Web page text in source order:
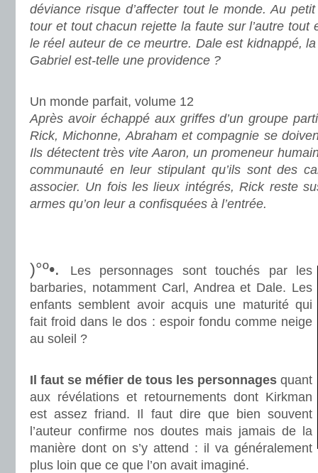
déviance risque d’affecter tout le monde. Au
tour et tout chacun rejette la faute sur l’autre tout
le réel auteur de ce meurtre. Dale est kidnappé,
Gabriel est-telle une providence ?
Un monde parfait, volume 12
Après avoir échappé aux griffes d’un groupe
Rick, Michonne, Abraham et compagnie se
Ils détectent très vite Aaron, un promeneur
communauté en leur stipulant qu’ils sont des
associer. Un fois les lieux intégrés, Rick reste
armes qu’on leur a confisquées à l’entrée.
)°º•.
Les personnages sont touchés par les
barbaries, notamment Carl, Andrea et Dale. Les
enfants semblent avoir acquis une maturité qui
fait froid dans le dos : espoir fondu comme neige
au soleil ?
Il faut se méfier de tous les personnages quant
aux révélations et retournements dont Kirkman
est assez friand. Il faut dire que bien souvent
l’auteur confirme nos doutes mais jamais de la
manière dont on s’y attend : il va généralement
plus loin que ce que l’on avait imaginé.